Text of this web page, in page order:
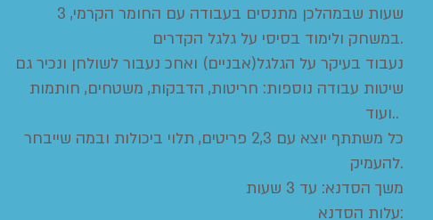
3 שעות שבמהלכן מתנסים בעבודה עם החומר הקרמי,
במשחק ולימוד בסיסי על גלגל הקדרים.
נעבוד בעיקר על הגלגל(אבניים) ואחכ נעבור לשולחן ונכיר גם
שיטות עבודה נוספות: חריטות, הדבקות, משטחים, חותמות
ועוד..
כל משתתף יוצא עם 2,3 פריטים, תלוי ביכולות ובמה שייבחר
להעמיק.
משך הסדנא: עד 3 שעות
עלות הסדנא: